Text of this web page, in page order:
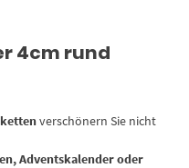
4cm rund
verschönern Sie nicht
Adventskalender oder